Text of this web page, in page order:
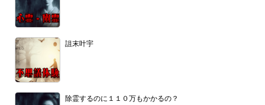
詛末叶宇
除霊するのに１１０万もかかるの？